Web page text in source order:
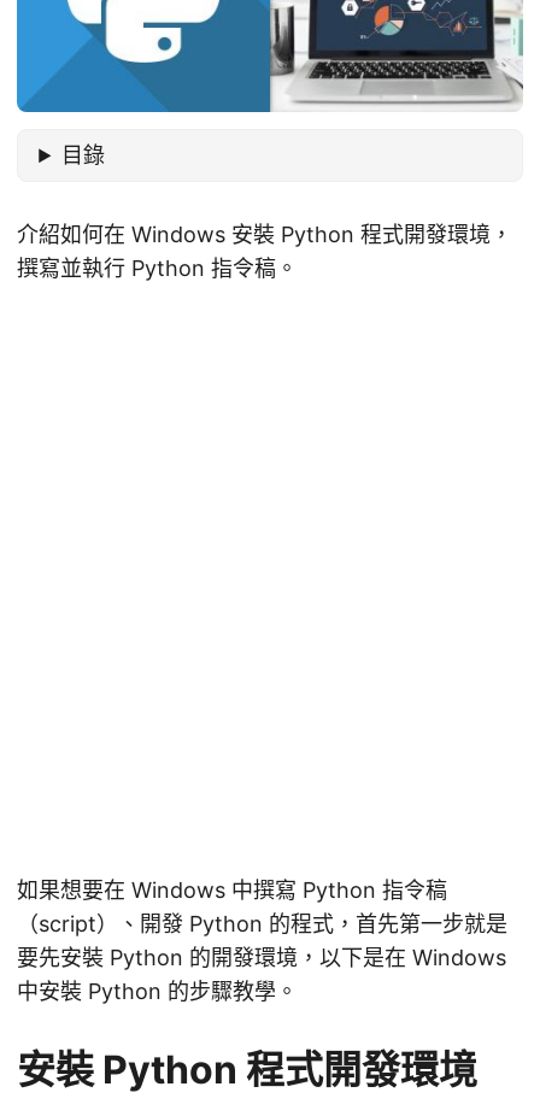
目錄
介紹如何在 Windows 安裝 Python 程式開發環境，
撰寫並執行 Python 指令稿。
如果想要在 Windows 中撰寫 Python 指令稿
（script）、開發 Python 的程式，首先第一步就是
要先安裝 Python 的開發環境，以下是在 Windows
中安裝 Python 的步驟教學。
安裝 Python 程式開發環境